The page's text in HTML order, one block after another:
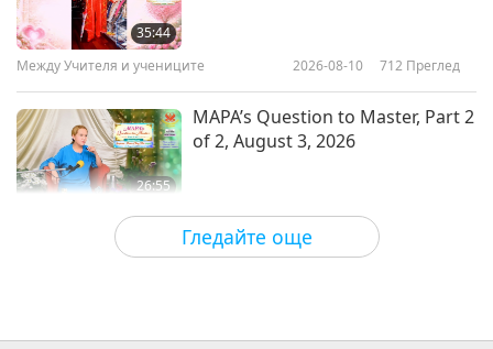
15:23
съобитатели
Гледайте още
35:44
Между Учителя и учениците 2026-08-10 712 Преглед
26:55
MAPA’s Question to Master, Part 2
of 2, August 3, 2026
Важните Новини 2026-08-09 6513
34:10